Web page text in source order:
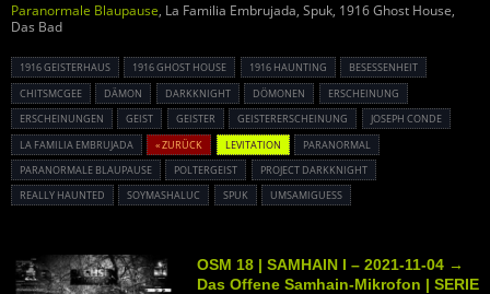
Paranormale Blaupause, La Familia Embrujada, Spuk, 1916 Ghost House,
Das Bad
1916 GEISTERHAUS 1916 GHOST HOUSE 1916 HAUNTING
BESESSENHEIT
CHITSMCGEE
DÄMON DARKKNIGHT DÖMONEN
ERSCHEINUNG
ERSCHEINUNGEN
GEIST GEISTER GEISTERERSCHEINUNG
JOSEPH CONDE
LA FAMILIA EMBRUJADA
« ZURÜCK LEVITATION
PARANORMAL
PARANORMALE BLAUPAUSE
POLTERGEIST
PROJECT DARKKNIGHT
REALLY HAUNTED
SOYMASHALUC SPUK UMSAMIGUESS
OSM 18 | SAMHAIN I – 2021-11-04 →
Das Offene Samhain-Mikrofon | SERIE